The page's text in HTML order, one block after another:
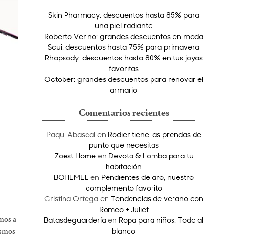
a
Skin Pharmacy: descuentos hasta 85% para
una piel radiante
Roberto Verino: grandes descuentos en moda
Scui: descuentos hasta 75% para primavera
Rhapsody: descuentos hasta 80% en tus joyas
favoritas
October: grandes descuentos para renovar el
armario
Comentarios recientes
Paqui Abascalen Rodier tiene las prendas de
punto que necesitas
Zoest Homeen Devota & Lomba para tu
habitación
BOHEMEL en Pendientes de aro, nuestro
complemento favorito
Cristina Ortegaen Tendencias de verano con
Romeo + Juliet
Batasdeguardería en Ropa para niños: Todo al
blanco